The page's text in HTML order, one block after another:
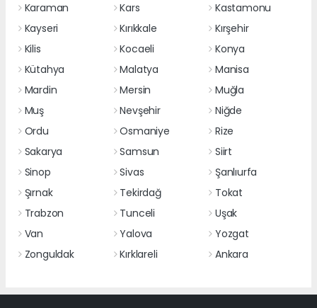
Karaman
Kars
Kastamonu
Kayseri
Kırıkkale
Kırşehir
Kilis
Kocaeli
Konya
Kütahya
Malatya
Manisa
Mardin
Mersin
Muğla
Muş
Nevşehir
Niğde
Ordu
Osmaniye
Rize
Sakarya
Samsun
Siirt
Sinop
Sivas
Şanlıurfa
Şırnak
Tekirdağ
Tokat
Trabzon
Tunceli
Uşak
Van
Yalova
Yozgat
Zonguldak
Kırklareli Ankara